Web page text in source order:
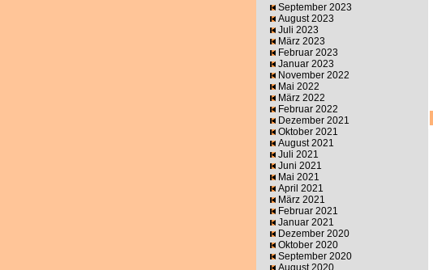
September 2023
August 2023
Juli 2023
März 2023
Februar 2023
Januar 2023
November 2022
Mai 2022
März 2022
Februar 2022
Dezember 2021
Oktober 2021
August 2021
Juli 2021
Juni 2021
Mai 2021
April 2021
März 2021
Februar 2021
Januar 2021
Dezember 2020
Oktober 2020
September 2020
August 2020